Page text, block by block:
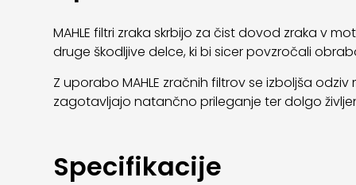
MAHLE filtri zraka skrbijo za čist dovod zraka v
druge škodljive delce, ki bi sicer povzročali
Z uporabo MAHLE zračnih filtrov se izboljša
zagotavljajo natančno prileganje ter dolgo
Specifikacije